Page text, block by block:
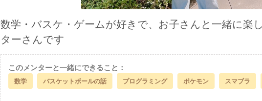
数学・バスケ・ゲームが好きで、お子さんと一緒に楽
ターさんです
このメンターと一緒にできること：
数学 バスケットボールの話 プログラミング ポケモン スマブラ